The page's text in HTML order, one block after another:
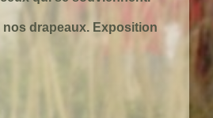
nos drapeaux. Exposition